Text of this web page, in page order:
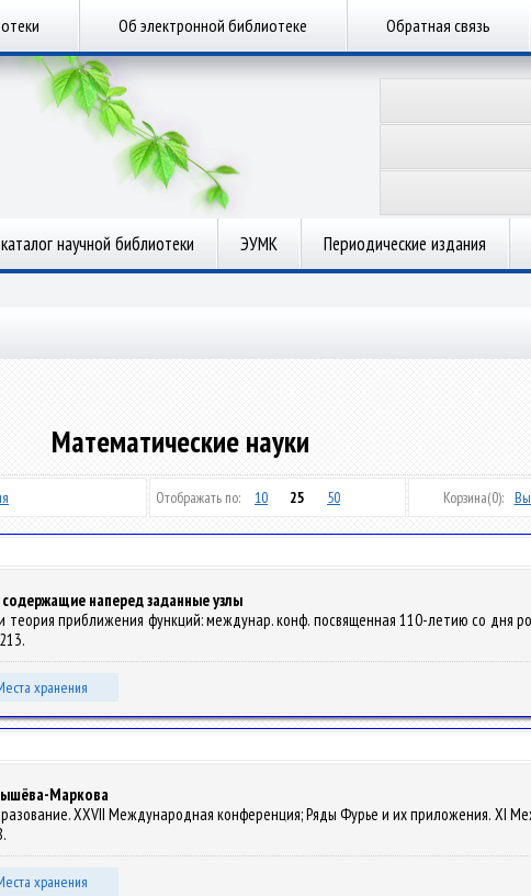
Об электронной библиотеке Обратная связь
научной библиотеки ЭУМК Периодические издания
Математические науки
Отображать по: 10 25 50 Корзина(0):
наперед заданные узлы
теория приближения функций: междунар. конф. посвященная 110-летию со дня
хранения
Маркова
XXVII Международная конференция; Ряды Фурье и их приложения. XI
хранения